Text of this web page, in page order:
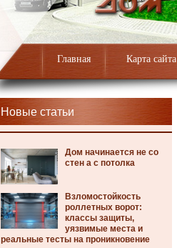
Главная Карта сайта
Новые статьи
Дом начинается не со
стен а с потолка
Взломостойкость
роллетных ворот:
классы защиты,
уязвимые места и
реальные тесты на проникновение